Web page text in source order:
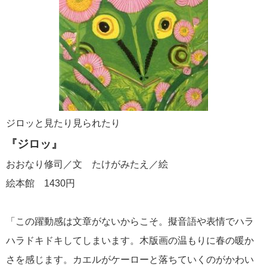
ジロッと見たり見られたり
『ジロッ』
おおなり修司／文 たけがみたえ／絵
絵本館 1430円
「この躍動感は文章がないからこそ。擬音語や表情でハラ
ハラドキドキしてしまいます。木版画の温もりに春の暖か
さを感じます。カエルがケーローと落ちていくのがかわい